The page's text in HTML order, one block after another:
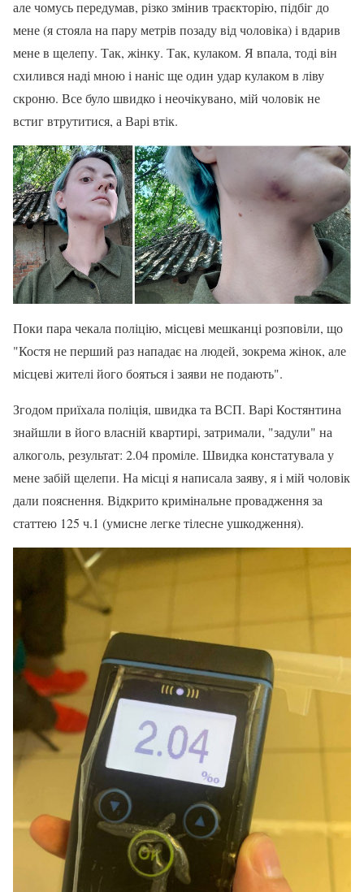
але чомусь передумав, різко змінив траєкторію, підбіг до
мене (я стояла на пару метрів позаду від чоловіка) і вдарив
мене в щелепу. Так, жінку. Так, кулаком. Я впала, тоді він
схилився наді мною і наніс ще один удар кулаком в ліву
скроню. Все було швидко і неочікувано, мій чоловік не
встиг втрутитися, а Варі втік.
Поки пара чекала поліцію, місцеві мешканці розповіли, що
"Костя не перший раз нападає на людей, зокрема жінок, але
місцеві жителі його бояться і заяви не подають".
Згодом приїхала поліція, швидка та ВСП. Варі Костянтина
знайшли в його власній квартирі, затримали, "задули" на
алкоголь, результат: 2.04 проміле. Швидка констатувала у
мене забій щелепи. На місці я написала заяву, я і мій чоловік
дали пояснення. Відкрито кримінальне провадження за
статтею 125 ч.1 (умисне легке тілесне ушкодження).